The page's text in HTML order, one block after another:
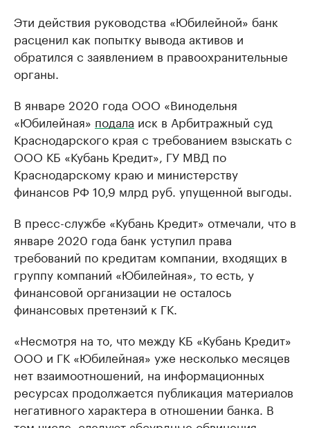
Эти действия руководства «Юбилейной» банк
расценил как попытку вывода активов и
обратился с заявлением в правоохранительные
органы.
В январе 2020 года ООО «Винодельня
«Юбилейная» подала иск в Арбитражный суд
Краснодарского края с требованием взыскать с
ООО КБ «Кубань Кредит», ГУ МВД по
Краснодарскому краю и министерству
финансов РФ 10,9 млрд руб. упущенной выгоды.
В пресс-службе «Кубань Кредит» отмечали, что в
январе 2020 года банк уступил права
требований по кредитам компании, входящих в
группу компаний «Юбилейная», то есть, у
финансовой организации не осталось
финансовых претензий к ГК.
«Несмотря на то, что между КБ «Кубань Кредит»
ООО и ГК «Юбилейная» уже несколько месяцев
нет взаимоотношений, на информационных
ресурсах продолжается публикация материалов
негативного характера в отношении банка. В